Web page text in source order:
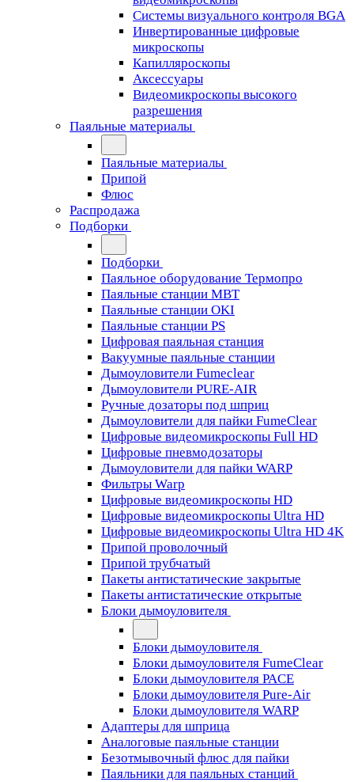
Cистемы визуального контроля BGA
Инвертированные цифровые
микроскопы
Капилляроскопы
Аксессуары
Видеомикроскопы высокого
разрешения
Паяльные материалы
Паяльные материалы
Припой
Флюс
Распродажа
Подборки
Подборки
Паяльное оборудование Термопро
Паяльные станции MBT
Паяльные станции OKI
Паяльные станции PS
Цифровая паяльная станция
Вакуумные паяльные станции
Дымоуловители Fumeclear
Дымоуловители PURE-AIR
Ручные дозаторы под шприц
Дымоуловители для пайки FumeClear
Цифровые видеомикроскопы Full HD
Цифровые пневмодозаторы
Дымоуловители для пайки WARP
Фильтры Warp
Цифровые видеомикроскопы HD
Цифровые видеомикроскопы Ultra HD
Цифровые видеомикроскопы Ultra HD 4K
Припой проволочный
Припой трубчатый
Пакеты антистатические закрытые
Пакеты антистатические открытые
Блоки дымоуловителя
Блоки дымоуловителя
Блоки дымоуловителя FumeClear
Блоки дымоуловителя PACE
Блоки дымоуловителя Pure-Air
Блоки дымоуловителя WARP
Адаптеры для шприца
Аналоговые паяльные станции
Безотмывочный флюс для пайки
Паяльники для паяльных станций